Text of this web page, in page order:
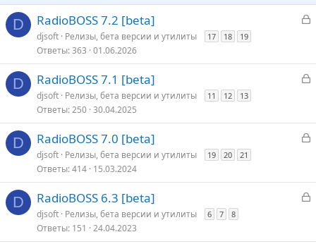
D
З
р
RadioBOSS 7.2 [beta]
djsoft Релизы, бета версии и утилиты 17 18 19
Ответы 363 01.06.2026
D
З
р
RadioBOSS 7.1 [beta]
djsoft Релизы, бета версии и утилиты 11 12 13
Ответы 250 30.04.2025
D
З
р
RadioBOSS 7.0 [beta]
djsoft Релизы, бета версии и утилиты 19 20 21
Ответы 414 15.03.2024
D
З
р
RadioBOSS 6.3 [beta]
djsoft Релизы, бета версии и утилиты 6 7 8
Ответы 151 24.04.2023